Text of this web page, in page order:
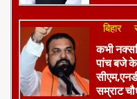
बिहार
कभी
पांच बजे
सम्राट